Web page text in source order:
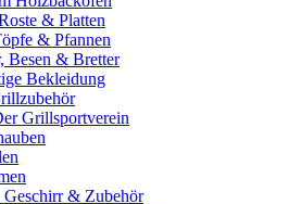
& Platten
& Pfannen
Besen & Bretter
Bekleidung
Grillsportverein
Geschirr & Zubehör